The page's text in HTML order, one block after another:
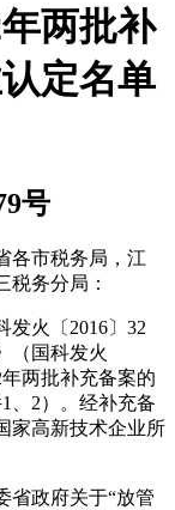
两批补
定名单
号
各市税务局，江
税务分局：
发火〔2016〕32
（国科发火
年两批补充备案的
、2）。经补充备
家高新技术企业所
省政府关于“放管